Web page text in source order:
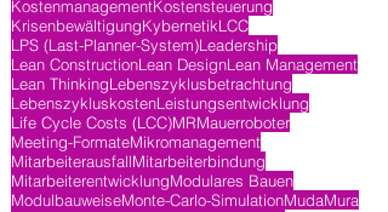
KostenmanagementKostensteuerung
KrisenbewältigungKybernetikLCC
LPS (Last-Planner-System)Leadership
Lean ConstructionLean DesignLean Management
Lean ThinkingLebenszyklusbetrachtung
LebenszykluskostenLeistungsentwicklung
Life Cycle Costs (LCC)MRMauerroboter
Meeting-FormateMikromanagement
MitarbeiterausfallMitarbeiterbindung
MitarbeiterentwicklungModulares Bauen
ModulbauweiseMonte-Carlo-SimulationMudaMura